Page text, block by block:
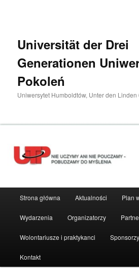
Universität der Drei
Generationen
Pokoleń
Uniwersytet Humboldtów, Unter den
Strona główna Aktualności Plan
Wydarzenia Organizatorzy
Wolontariusze i praktykanci Sponsorzy
Kontakt